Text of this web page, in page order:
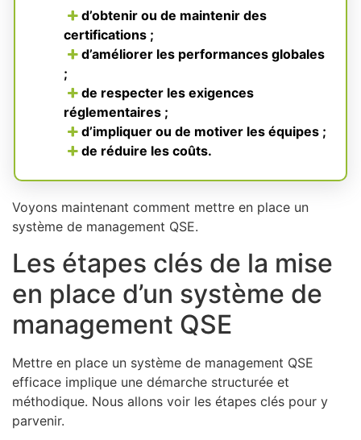
d’obtenir ou de maintenir des
certifications ;
d’améliorer les performances globales
;
de respecter les exigences
réglementaires ;
d’impliquer ou de motiver les équipes ;
de réduire les coûts.
Voyons maintenant comment mettre en place un
système de management QSE.
Les étapes clés de la mise
en place d’un système de
management QSE
Mettre en place un système de management QSE
efficace implique une démarche structurée et
méthodique. Nous allons voir les étapes clés pour y
parvenir.